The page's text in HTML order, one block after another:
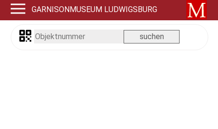
GARNISONMUSEUM LUDWIGSBURG